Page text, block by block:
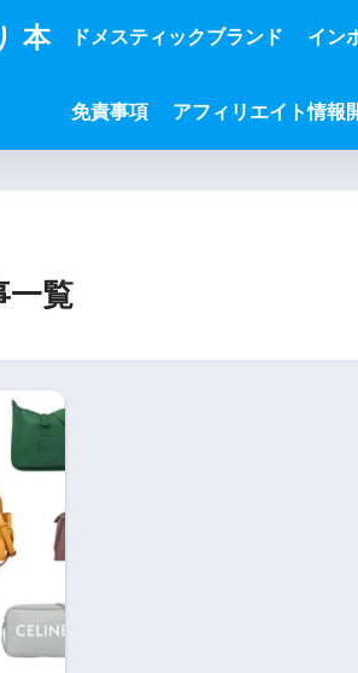
本 ドメスティックブランド イン
免責事項 アフィリエイト情報
一覧